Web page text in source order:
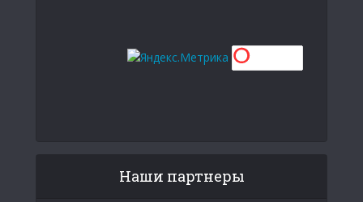
Наши партнеры